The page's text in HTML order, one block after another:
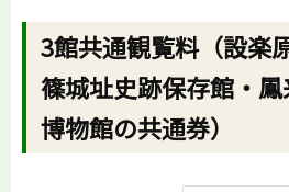
3館共通観覧料（設楽
篠城址史跡保存館・
博物館の共通券）